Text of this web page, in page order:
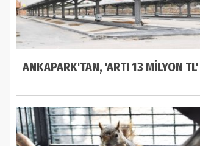
ANKAPARK'TAN, 'ARTI 13 MİLYON TL'